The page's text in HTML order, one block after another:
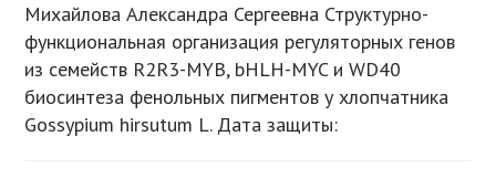
Михайлова Александра Сергеевна Структурно-
функциональная организация регуляторных генов
из семейств R2R3-MYB, bHLH-MYC и WD40
биосинтеза фенольных пигментов у хлопчатника
Gossypium hirsutum L. Дата защиты: